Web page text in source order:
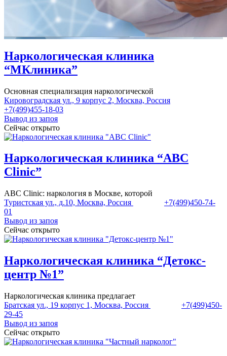
Наркологическая клиника
“МКлиника”
Основная специализация наркологической
Кировоградская ул., 9 корпус 2, Москва, Россия
+7(499)455-18-03
Вывод из запоя
Сейчас открыто
Наркологическая клиника “ABC
Clinic”
ABC Clinic: наркология в Москве, которой
Туристская ул., д.10, Москва, Россия
+7(499)450-74-
01
Вывод из запоя
Сейчас открыто
Наркологическая клиника “Детокс-
центр №1”
Наркологическая клиника предлагает
Братская ул., 19 корпус 1, Москва, Россия
+7(499)450-
29-45
Вывод из запоя
Сейчас открыто